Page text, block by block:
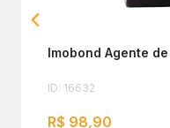
Imobond Agente
ID: 16632
R$ 98,90